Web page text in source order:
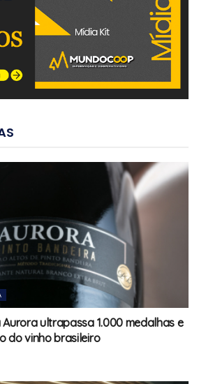
ultrapassa 1.000 medalhas e
do vinho brasileiro